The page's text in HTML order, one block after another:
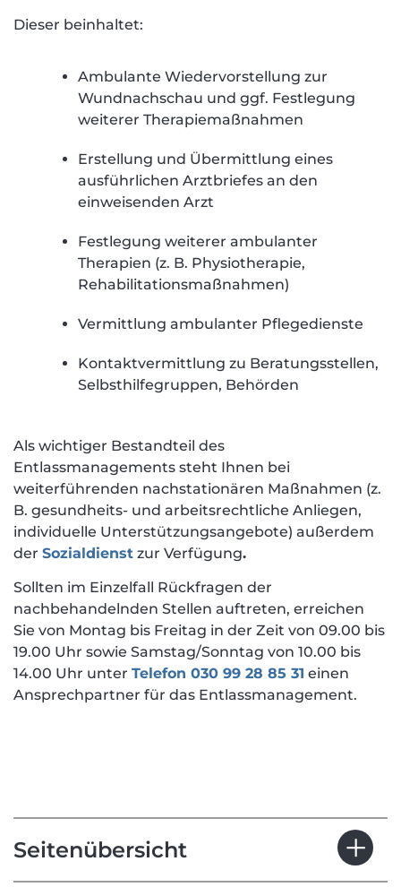
Dieser beinhaltet:
Ambulante Wiedervorstellung zur
Wundnachschau und ggf. Festlegung
weiterer Therapiemaßnahmen
Erstellung und Übermittlung eines
ausführlichen Arztbriefes an den
einweisenden Arzt
Festlegung weiterer ambulanter
Therapien (z. B. Physiotherapie,
Rehabilitationsmaßnahmen)
Vermittlung ambulanter Pflegedienste
Kontaktvermittlung zu Beratungsstellen,
Selbsthilfegruppen, Behörden
Als wichtiger Bestandteil des
Entlassmanagements steht Ihnen bei
weiterführenden nachstationären Maßnahmen (z.
B. gesundheits- und arbeitsrechtliche Anliegen,
individuelle Unterstützungsangebote) außerdem
der Sozialdienst zur Verfügung.
Sollten im Einzelfall Rückfragen der
nachbehandelnden Stellen auftreten, erreichen
Sie von Montag bis Freitag in der Zeit von 09.00 bis
19.00 Uhr sowie Samstag/Sonntag von 10.00 bis
14.00 Uhr unter Telefon 030 99 28 85 31 einen
Ansprechpartner für das Entlassmanagement.
Seitenübersicht